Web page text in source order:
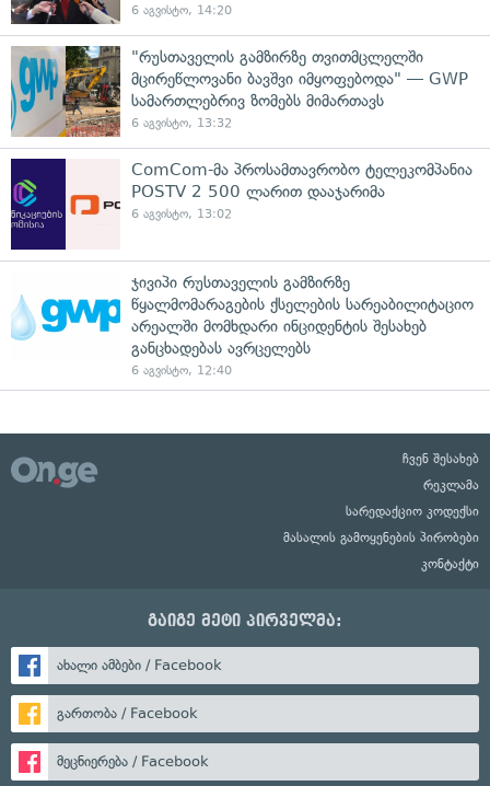
6 აგვისტო, 14:20
"რუსთაველის გამზირზე თვითმცლელში
მცირეწლოვანი ბავშვი იმყოფებოდა" — GWP
სამართლებრივ ზომებს მიმართავს
6 აგვისტო, 13:32
ComCom-მა პროსამთავრობო ტელეკომპანია
POSTV 2 500 ლარით დააჯარიმა
6 აგვისტო, 13:02
ჯივიპი რუსთაველის გამზირზე
წყალმომარაგების ქსელების სარეაბილიტაციო
არეალში მომხდარი ინციდენტის შესახებ
განცხადებას ავრცელებს
6 აგვისტო, 12:40
ჩვენ შესახებ
რეკლამა
სარედაქციო კოდექსი
მასალის გამოყენების პირობები
კონტაქტი
გაიგე მეტი პირველმა:
ახალი ამბები / Facebook
გართობა / Facebook
მეცნიერება / Facebook